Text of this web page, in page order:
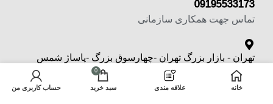
09195533173
تماس جهت همکاری سازمانی
تهران - بازار بزرگ تهران -چهارسوق بزرگ -پاساژ شمس
تبریزی -طبقه منفی یک پلاک 6
خانه علاقه مندی
0
سبد خرید حساب کاربری من